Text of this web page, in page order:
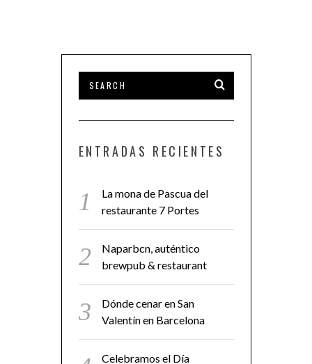
ENTRADAS RECIENTES
La mona de Pascua del
restaurante 7 Portes
Naparbcn, auténtico
brewpub & restaurant
Dónde cenar en San
Valentín en Barcelona
Celebramos el Día